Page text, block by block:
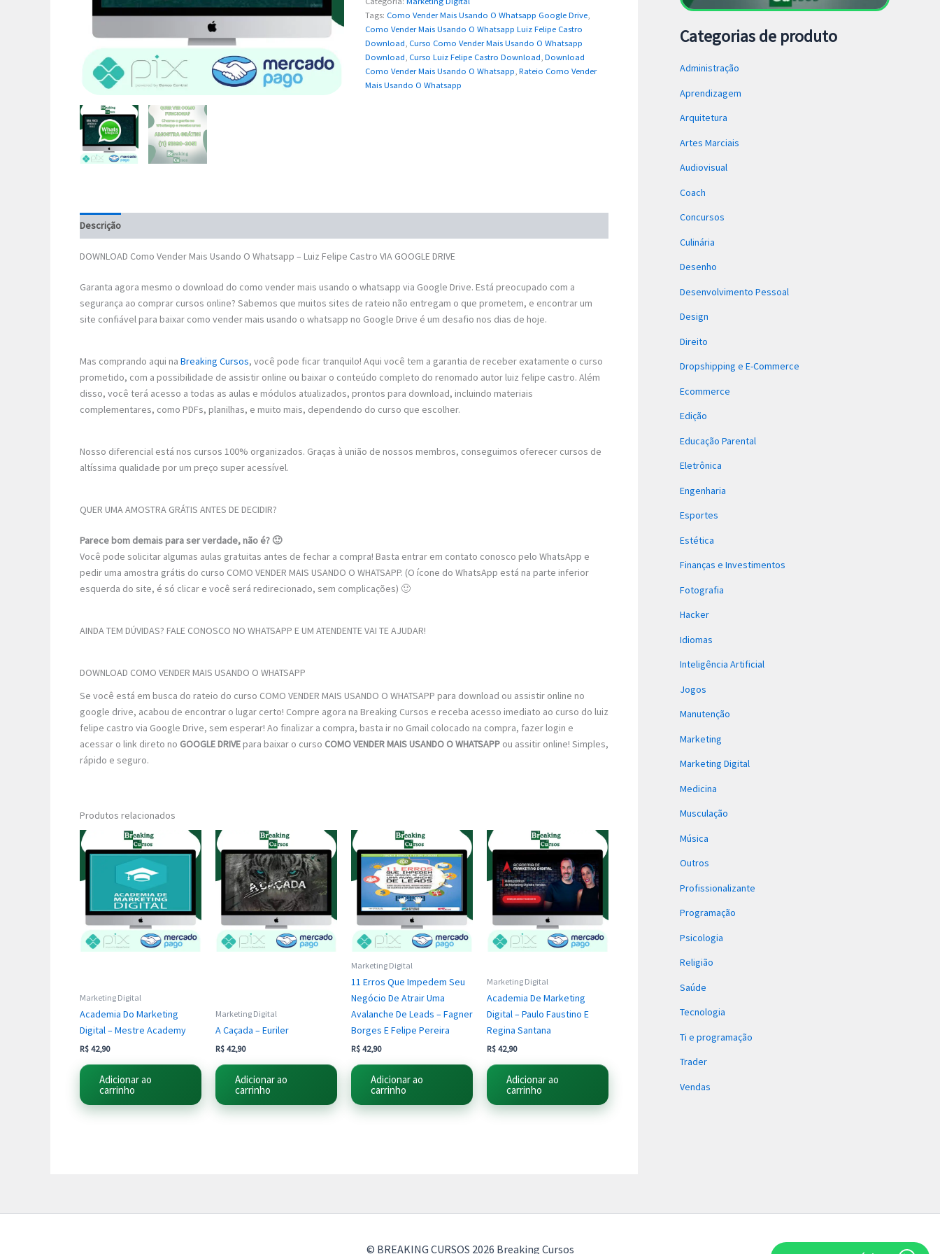
Tags: Como Vender Mais Usando O Whatsapp Google Drive,
Como Vender Mais Usando O Whatsapp Luiz Felipe Castro
Download, Curso Como Vender Mais Usando O Whatsapp
Download, Curso Luiz Felipe Castro Download,Download
Como Vender Mais Usando O Whatsapp,Rateio Como Vender
Mais Usando O Whatsapp
Descrição
DOWNLOAD Como Vender Mais Usando O Whatsapp – Luiz Felipe Castro VIA GOOGLE DRIVE
Garanta agora mesmo o download do como vender mais usando o whatsapp via Google Drive. Está preocupado com a
segurança ao comprar cursos online? Sabemos que muitos sites de rateio não entregam o que prometem, e encontrar um
site confiável para baixar como vender mais usando o whatsapp no Google Drive é um desafio nos dias de hoje.
Mas comprando aqui na Breaking Cursos, você pode ficar tranquilo! Aqui você tem a garantia de receber exatamente o curso
prometido, com a possibilidade de assistir online ou baixar o conteúdo completo do renomado autor luiz felipe castro. Além
disso, você terá acesso a todas as aulas e módulos atualizados, prontos para download, incluindo materiais
complementares, como PDFs, planilhas, e muito mais, dependendo do curso que escolher.
Nosso diferencial está nos cursos 100% organizados. Graças à união de nossos membros, conseguimos oferecer cursos de
altíssima qualidade por um preço super acessível.
QUER UMA AMOSTRA GRÁTIS ANTES DE DECIDIR?
Parece bom demais para ser verdade, não é? 🙂
Você pode solicitar algumas aulas gratuitas antes de fechar a compra! Basta entrar em contato conosco pelo WhatsApp e
pedir uma amostra grátis do curso COMO VENDER MAIS USANDO O WHATSAPP. (O ícone do WhatsApp está na parte inferior
esquerda do site, é só clicar e você será redirecionado, sem complicações) 🙂
AINDA TEM DÚVIDAS? FALE CONOSCO NO WHATSAPP E UM ATENDENTE VAI TE AJUDAR!
DOWNLOAD COMO VENDER MAIS USANDO O WHATSAPP
Se você está em busca do rateio do curso COMO VENDER MAIS USANDO O WHATSAPP para download ou assistir online no
google drive, acabou de encontrar o lugar certo! Compre agora na Breaking Cursos e receba acesso imediato ao curso do luiz
felipe castro via Google Drive, sem esperar! Ao finalizar a compra, basta ir no Gmail colocado na compra, fazer login e
acessar o link direto no GOOGLE DRIVEpara baixar o curso COMO VENDER MAIS USANDO O WHATSAPP ou assitir online! Simples,
rápido e seguro.
Produtos relacionados
Marketing Digital
Academia Do Marketing
Digital – Mestre Academy
R$ 42,90
Adicionar ao
carrinho
Marketing Digital
A Caçada – Euriler
R$ 42,90
Adicionar ao
carrinho
Marketing Digital
11 Erros Que Impedem Seu
Negócio De Atrair Uma
Avalanche De Leads – Fagner
Borges E Felipe Pereira
R$ 42,90
Adicionar ao
carrinho
Marketing Digital
Academia De Marketing
Digital – Paulo Faustino E
Regina Santana
R$ 42,90
Adicionar ao
carrinho
Categorias de produto
Administração
Aprendizagem
Arquitetura
Artes Marciais
Audiovisual
Coach
Concursos
Culinária
Desenho
Desenvolvimento Pessoal
Design
Direito
Dropshipping e E-Commerce
Ecommerce
Edição
Educação Parental
Eletrônica
Engenharia
Esportes
Estética
Finanças e Investimentos
Fotografia
Hacker
Idiomas
Inteligência Artificial
Jogos
Manutenção
Marketing
Marketing Digital
Medicina
Musculação
Música
Outros
Profissionalizante
Programação
Psicologia
Religião
Saúde
Tecnologia
Ti e programação
Trader
Vendas
© BREAKING CURSOS 2026 Breaking Cursos